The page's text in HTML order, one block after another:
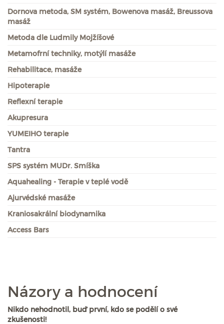
Dornova metoda, SM systém, Bowenova masáž, Breussova
masáž
Metoda dle Ludmily Mojžíšové
Metamofrní techniky, motýlí masáže
Rehabilitace, masáže
Hipoterapie
Reflexní terapie
Akupresura
YUMEIHO terapie
Tantra
SPS systém MUDr. Smíška
Aquahealing - Terapie v teplé vodě
Ajurvédské masáže
Kraniosakrální biodynamika
Access Bars
Názory a hodnocení
Nikdo nehodnotil, buď první, kdo se podělí o své
zkušenosti!